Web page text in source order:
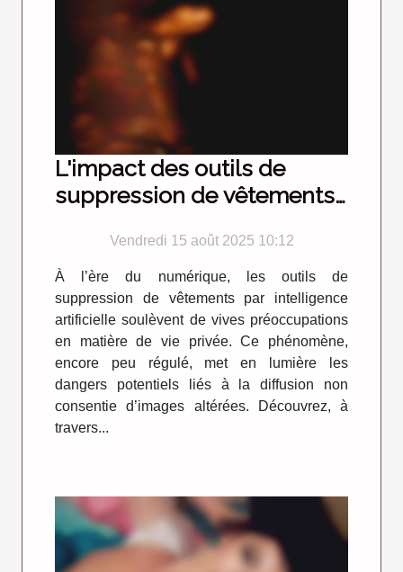
L'impact des outils de
suppression de vêtements
Vendredi 15 août 2025 10:12
À l’ère du numérique, les outils de
suppression de vêtements par intelligence
artificielle soulèvent de vives préoccupations
en matière de vie privée. Ce phénomène,
encore peu régulé, met en lumière les
dangers potentiels liés à la diffusion non
consentie d’images altérées. Découvrez, à
travers...